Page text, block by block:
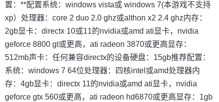
置：**配置系统：windows vista或 windows 7(本游戏不支持
xp）处理器：core 2 duo 2.0 ghz或althon x2 2.4 ghz内存：
2gb显卡：directx 10或11的nvidia或amd ati显卡，nvidia
geforce 8800 gt或更高，ati radeon 3870或更高显存：
512mb声卡：任何兼容directx的设备硬盘：15gb推荐配置：
系统：windows 7 64位处理器：四核intel或amd处理器内
存：4gb显卡：directx 11的nvidia或amd ati显卡，nvidia
geforce gtx 560或更高，ati radeon hd6870或更高显存：1gb